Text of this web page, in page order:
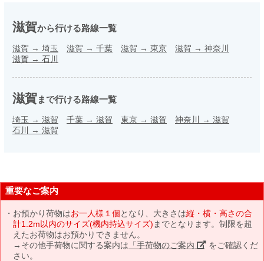
滋賀から行ける路線一覧
滋賀 → 埼玉 滋賀 → 千葉 滋賀 → 東京 滋賀 → 神奈川
滋賀 → 石川
滋賀まで行ける路線一覧
埼玉 → 滋賀 千葉 → 滋賀 東京 → 滋賀 神奈川 → 滋賀
石川 → 滋賀
重要なご案内
お預かり荷物はお一人様１個となり、大きさは縦・横・高さの合
計1.2m以内のサイズ(機内持込サイズ) までとなります。制限を超
えたお荷物はお預かりできません。
→その他手荷物に関する案内は 「手荷物のご案内」 をご確認くだ
さい。